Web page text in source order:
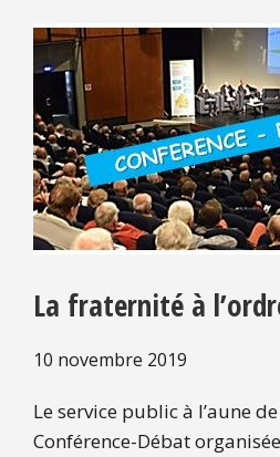
La fraternité à
10 novembre 2019
Le service public à l’aune
Conférence-Débat